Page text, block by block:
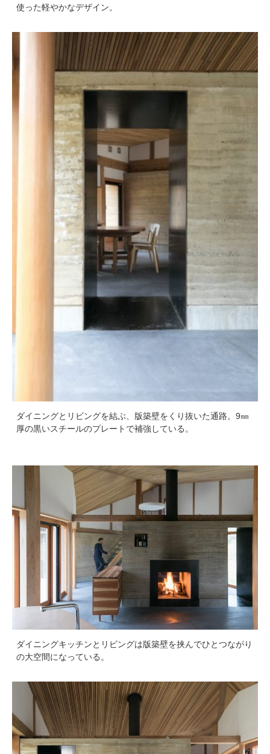
使った軽やかなデザイン。
ダイニングとリビングを結ぶ、版築壁をくり抜いた通路。9㎜
厚の黒いスチールのプレートで補強している。
ダイニングキッチンとリビングは版築壁を挟んでひとつながり
の大空間になっている。